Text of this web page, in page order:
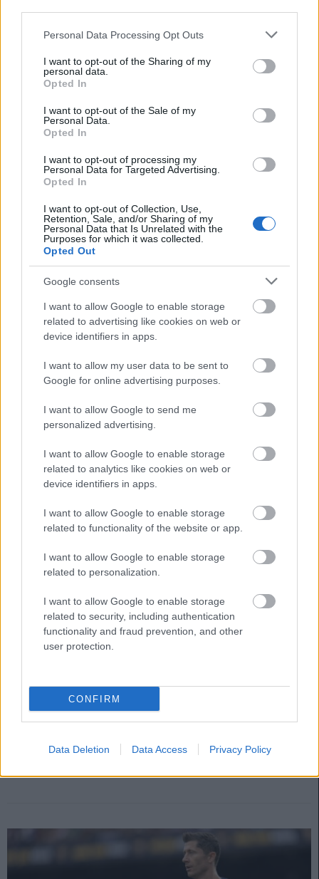
Please note that this website/app uses one or more Google
not limited to your visit or usage behaviour. You may click to
grant or deny consent to Google and its third-party tags to
use your data for below specified purposes in below Google
consent section.
Personal Data Processing Opt Outs
I want to opt-out of the Sharing of my
personal data.
Opted In
I want to opt-out of the Sale of my
Personal Data.
Opted In
I want to opt-out of processing my
Personal Data for Targeted Advertising.
Opted In
I want to opt-out of Collection, Use,
Retention, Sale, and/or Sharing of my
Personal Data that Is Unrelated with the
Purposes for which it was collected.
Opted Out
Google consents
I want to allow Google to enable storage
related to advertising like cookies on web or
device identifiers in apps.
I want to allow my user data to be sent to
Google for online advertising purposes.
I want to allow Google to send me
personalized advertising.
I want to allow Google to enable storage
related to analytics like cookies on web or
device identifiers in apps.
I want to allow Google to enable storage
related to functionality of the website or app.
I want to allow Google to enable storage
related to personalization.
I want to allow Google to enable storage
related to security, including authentication
functionality and fraud prevention, and other
user protection.
CONFIRM
Data Deletion Data Access Privacy Policy
Valencia por molestias en el tobillo. Repasamos las noticias de última
Leer más »
La última hora de la jornada 23: bajas en el derbi madrileño
El rojiblanco De Paul y los merengues Alaba y Rodrygo se perderán el
derbi madrileño por lesiones musculares. Repasamos las noticias de
Leer más »
El Betis en Comunio: ¿A quién comprar, a quién vender?
12. diciembre 2022 PorJesus Gallo
El Betis está peleando por puestos Champions tras las primeras catorce
generados. Analizamos la plantilla verdiblanca por orden de compra tras
Leer más »